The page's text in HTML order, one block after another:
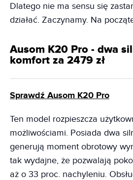
Dlatego nie ma sensu się
działać. Zaczynamy. Na
Ausom K20 Pro - dwa
komfort za 2479 zł
Sprawdź Ausom K20 Pro
Ten model rozpieszcza
możliwościami. Posiada dwa
generują moment obrotowy
tak wydajne, że pozwalają
aż o 33 proc. nachyleniu.